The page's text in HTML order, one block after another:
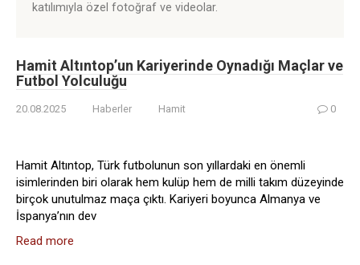
katılımıyla özel fotoğraf ve videolar.
Hamit Altıntop’un Kariyerinde Oynadığı Maçlar ve
Futbol Yolculuğu
20.08.2025 Haberler Hamit 0
Hamit Altıntop, Türk futbolunun son yıllardaki en önemli
isimlerinden biri olarak hem kulüp hem de milli takım düzeyinde
birçok unutulmaz maça çıktı. Kariyeri boyunca Almanya ve
İspanya’nın dev
Read more